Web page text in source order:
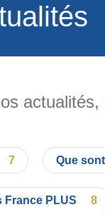
7 Que
France PLUS 8